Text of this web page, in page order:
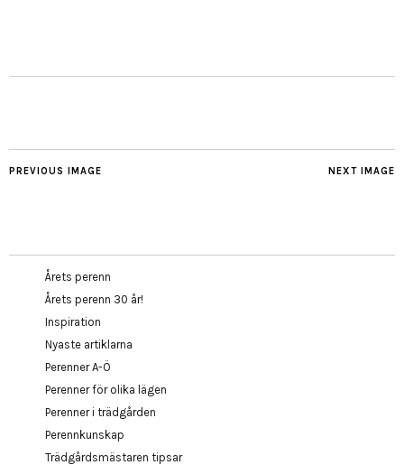
NEXT IMAGE
PREVIOUS IMAGE
Årets perenn
Årets perenn 30 år!
Inspiration
Nyaste artiklarna
Perenner A-Ö
Perenner för olika lägen
Perenner i trädgården
Perennkunskap
Trädgårdsmästaren tipsar